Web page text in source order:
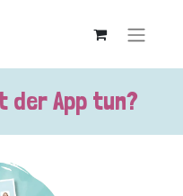
der App tun?